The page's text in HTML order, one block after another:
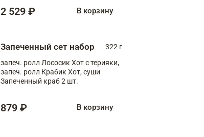
2 529 ₽ В корзину
Запеченный сет набор
322 г
запеч. ролл Лососик Хот с терияки,
запеч. ролл Крабик Хот, суши
Запеченный краб 2 шт.
879 ₽ В корзину